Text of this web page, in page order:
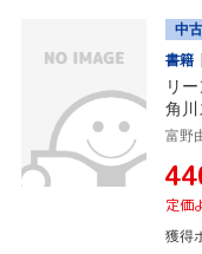
中古
書籍
リ
角川
富野
定価
獲得